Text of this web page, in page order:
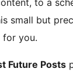
to a
small but
for you.
Future Posts